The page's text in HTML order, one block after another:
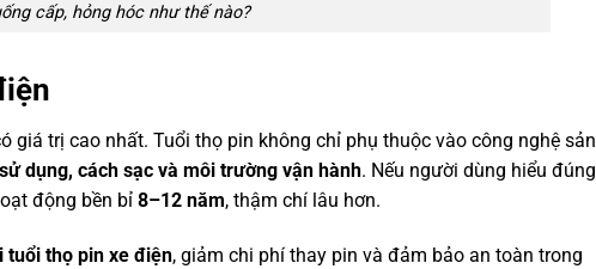
cấp, hỏng hóc như thế nào?
giá trị cao nhất. Tuổi thọ pin không chỉ phụ thuộc vào công nghệ sản
dụng, cách sạc và môi trường vận hành. Nếu người dùng hiểu đúng
động bền bỉ 8–12 năm, thậm chí lâu hơn.
tuổi thọ pin xe điện, giảm chi phí thay pin và đảm bảo an toàn trong